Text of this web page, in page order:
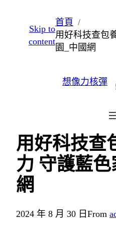
Skip to
content
首頁
用好科技查包
園_中國網
想像力核彈
用好科技查
力 守護藍色
網
2024 年 8 月 30 日 From